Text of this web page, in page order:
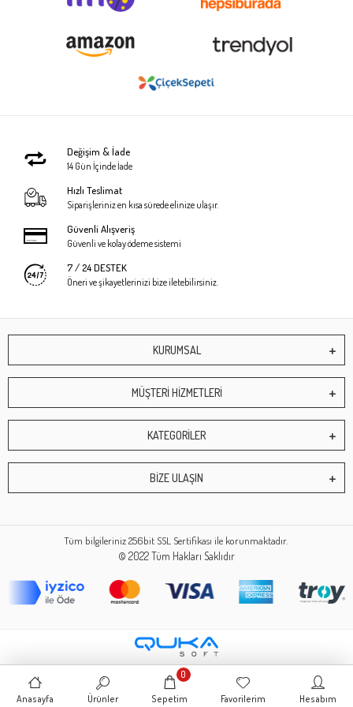
Değişim & İade
14 Gün İçinde İade
Hızlı Teslimat
Siparişleriniz en kısa sürede elinize ulaşır.
Güvenli Alışveriş
Güvenli ve kolay ödeme sistemi
7 / 24 DESTEK
Öneri ve şikayetlerinizi bize iletebilirsiniz.
KURUMSAL
MÜŞTERİ HİZMETLERİ
KATEGORİLER
BİZE ULAŞIN
Tüm bilgileriniz 256bit SSL Sertifikası ile korunmaktadır.
© 2022Tüm Hakları Saklıdır
Anasayfa Ürünler Sepetim
0
Favorilerim Hesabım